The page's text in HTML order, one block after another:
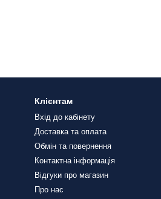
Клієнтам
Вхід до кабінету
Доставка та оплата
Обмін та повернення
Контактна інформація
Відгуки про магазин
Про нас